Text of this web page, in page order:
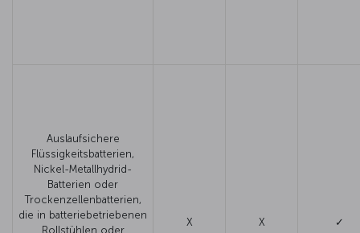
Auslaufsichere
Flüssigkeitsbatterien,
Nickel-Metallhydrid-
Batterien oder
Trockenzellenbatterien,
die in batteriebetriebenen
Rollstühlen oder
X X ✓